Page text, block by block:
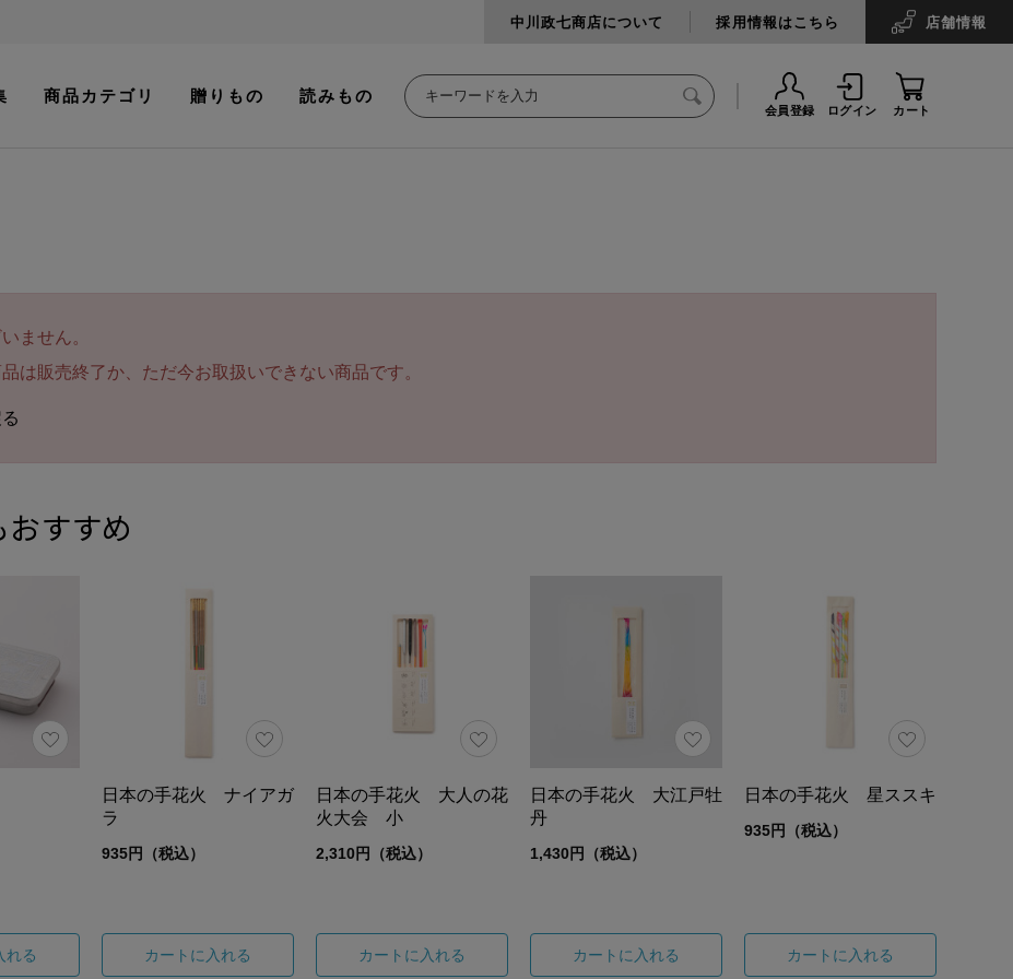
中川政七商店について 採用情報はこちら 店舗情報
商品カテゴリ 贈りもの 読みもの
会員登録 ログイン カート
ません。
は販売終了か、ただ今お取扱いできない商品です。
おすすめ
れる
日本の手花火 ナイアガ
ラ
935円（税込）
カートに入れる
日本の手花火 大人の花
火大会 小
2,310円（税込）
カートに入れる
日本の手花火 大江戸牡
丹
1,430円（税込）
カートに入れる
日本の手花火 星ススキ
935円（税込）
カートに入れる